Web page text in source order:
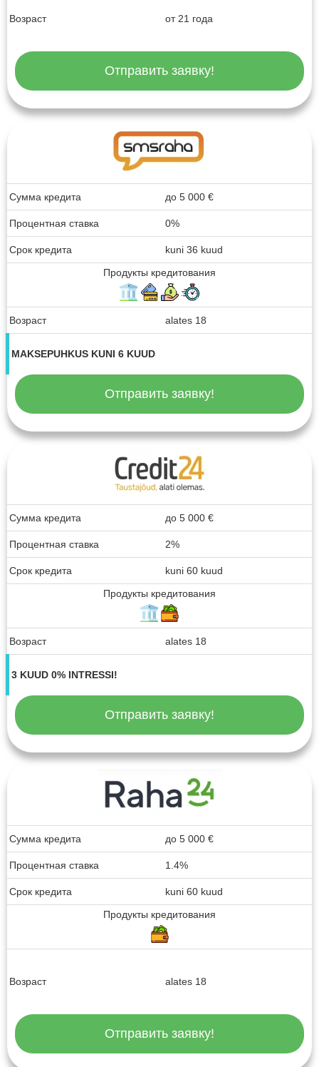
Возраст от 21 года
Отправить заявку!
Сумма кредита до 5 000 €
Процентная ставка 0%
Срок кредита
kuni 36 kuud
Продукты кредитования
Возраст alates 18
MAKSEPUHKUS KUNI 6 KUUD
Отправить заявку!
Сумма кредита до 5 000 €
Процентная ставка 2%
Срок кредита
kuni 60 kuud
Продукты кредитования
Возраст alates 18
3 KUUD 0% INTRESSI!
Отправить заявку!
Сумма кредита до 5 000 €
Процентная ставка 1.4%
Срок кредита
kuni 60 kuud
Продукты кредитования
Возраст alates 18
Отправить заявку!